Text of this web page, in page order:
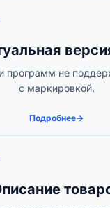
программ не
с маркировкой.
Подробнее→
1С и установим
модули интеграции.